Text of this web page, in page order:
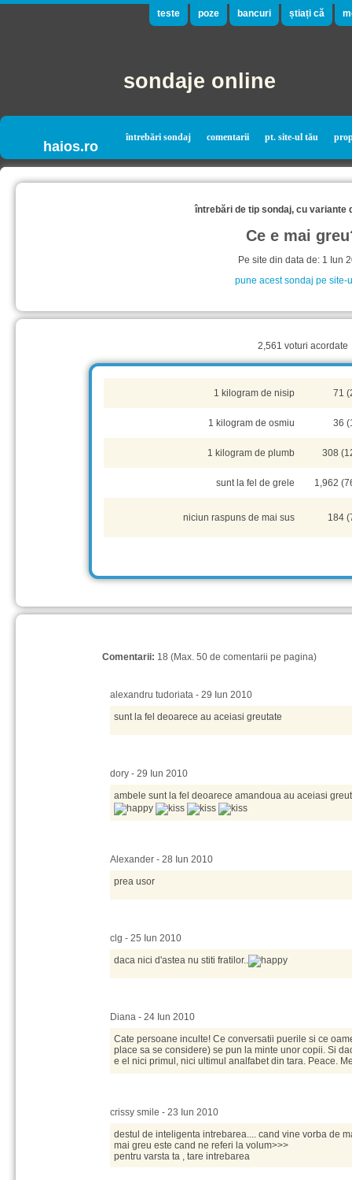
teste poze bancuri știați că
sondaje online
haios.ro
întrebări sondaj comentarii pt. site-ul tău
întrebări de tip sondaj, cu variante
Ce e mai
Pe site din data de: 1 Iun
pune acest sondaj pe site-
2,561 voturi acordate
1 kilogram de nisip 71
1 kilogram de osmiu 36
1 kilogram de plumb 308
sunt la fel de grele 1,962
niciun raspuns de mai sus 184
Comentarii: 18 (Max. 50 de comentarii pe pagina)
alexandru tudoriata - 29 Iun 2010
sunt la fel deoarece au aceiasi greutate
dory - 29 Iun 2010
ambele sunt la fel deoarece amandoua au aceiasi
Alexander - 28 Iun 2010
prea usor
clg - 25 Iun 2010
daca nici d'astea nu stiti fratilor..
Diana - 24 Iun 2010
Cate persoane inculte! Ce conversatii puerile si ce
place sa se considere) se pun la minte unor copii. Si
e el nici primul, nici ultimul analfabet din tara. Peace.
crissy smile - 23 Iun 2010
destul de inteligenta intrebarea.... cand vine vorba de
mai greu este cand ne referi la volum>>>
pentru varsta ta , tare intrebarea